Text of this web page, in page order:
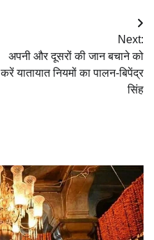
Next:
अपनी और दूसरों की जान बचाने को
करें यातायात नियमों का पालन-बिपेंद्र
सिंह